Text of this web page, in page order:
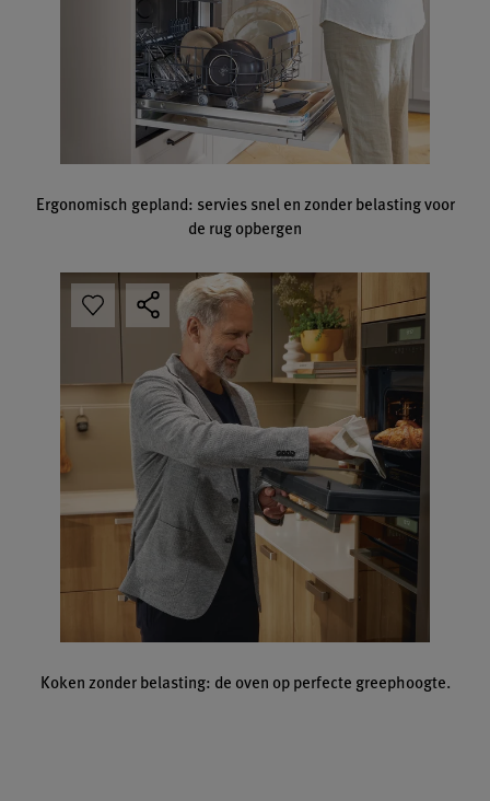
Ergonomisch gepland: servies snel en zonder belasting voor
de rug opbergen
Koken zonder belasting: de oven op perfecte greephoogte.